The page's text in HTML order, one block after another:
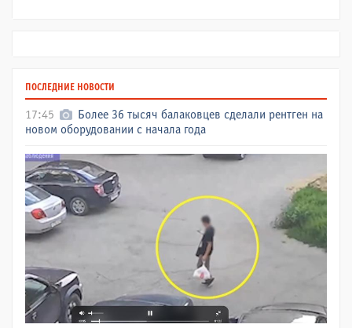
ПОСЛЕДНИЕ НОВОСТИ
17:45
Более 36 тысяч балаковцев сделали рентген на
новом оборудовании с начала года